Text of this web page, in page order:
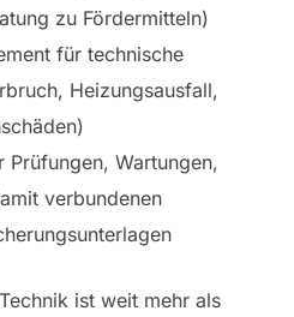
zu Fördermitteln)
für technische
Heizungsausfall,
Prüfungen, Wartungen,
verbundenen
ist weit mehr als